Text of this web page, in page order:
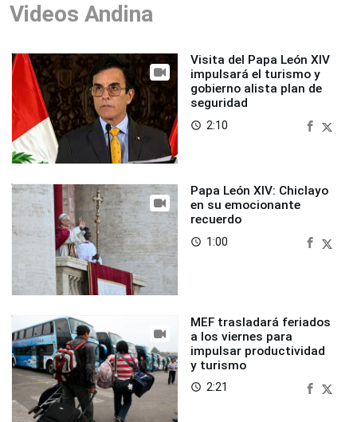
Videos Andina
Visita del Papa León XIV
impulsará el turismo y
gobierno alista plan de
seguridad
access_time 2:10
Papa León XIV: Chiclayo
en su emocionante
recuerdo
access_time 1:00
MEF trasladará feriados
a los viernes para
impulsar productividad
y turismo
access_time 2:21